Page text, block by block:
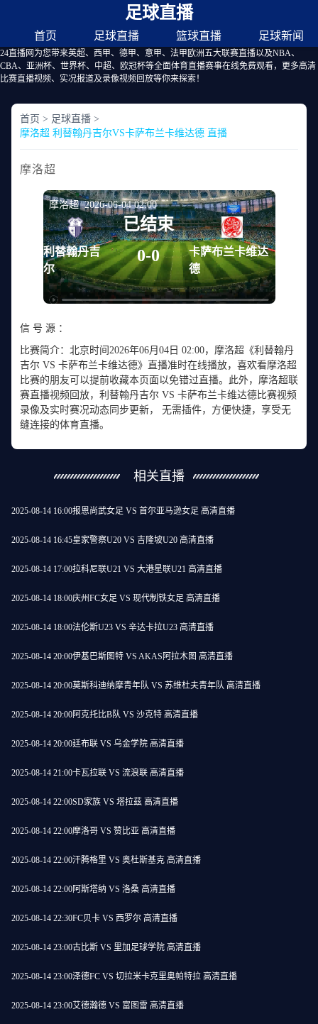
足球直播
首页 足球直播 篮球直播 足球新闻
24直播网为您带来英超、西甲、德甲、意甲、法甲欧洲五大联赛直播以及NBA、
CBA、亚洲杯、世界杯、中超、欧冠杯等全面体育直播赛事在线免费观看，更多高清
比赛直播视频、实况报道及录像视频回放等你来探索！
首页 > 足球直播 >
摩洛超 利替翰丹吉尔VS卡萨布兰卡维达德 直播
摩洛超
摩洛超 2026-06-04 02:00
利替翰丹吉
尔
已结束
0-0
卡萨布兰卡维达
德
信 号 源 ：
比赛简介：北京时间2026年06月04日 02:00，摩洛超《利替翰丹
吉尔 VS 卡萨布兰卡维达德》直播准时在线播放，喜欢看摩洛超
比赛的朋友可以提前收藏本页面以免错过直播。此外，摩洛超联
赛直播视频回放，利替翰丹吉尔 VS 卡萨布兰卡维达德比赛视频
录像及实时赛况动态同步更新， 无需插件，方便快捷，享受无
缝连接的体育直播。
相关直播
2025-08-14 16:00报恩尚武女足 VS 首尔亚马逊女足 高清直播
2025-08-14 16:45皇家警察U20 VS 吉隆坡U20 高清直播
2025-08-14 17:00拉科尼联U21 VS 大港星联U21 高清直播
2025-08-14 18:00庆州FC女足 VS 现代制铁女足 高清直播
2025-08-14 18:00法伦斯U23 VS 辛达卡拉U23 高清直播
2025-08-14 20:00伊基巴斯图特 VS AKAS阿拉木图 高清直播
2025-08-14 20:00莫斯科迪纳摩青年队 VS 苏维杜夫青年队 高清直播
2025-08-14 20:00阿克托比B队 VS 沙克特 高清直播
2025-08-14 20:00廷布联 VS 乌金学院 高清直播
2025-08-14 21:00卡瓦拉联 VS 流浪联 高清直播
2025-08-14 22:00SD家族 VS 塔拉茲 高清直播
2025-08-14 22:00摩洛哥 VS 赞比亚 高清直播
2025-08-14 22:00汗腾格里 VS 奥杜斯基克 高清直播
2025-08-14 22:00阿斯塔纳 VS 洛桑 高清直播
2025-08-14 22:30FC贝卡 VS 西罗尔 高清直播
2025-08-14 23:00古比斯 VS 里加足球学院 高清直播
2025-08-14 23:00泽德FC VS 切拉米卡克里奥帕特拉 高清直播
2025-08-14 23:00艾德瀚德 VS 富图雷 高清直播